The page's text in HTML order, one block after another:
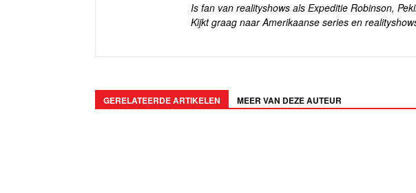
Is fan van realityshows als Expeditie Robinson,
Kijkt graag naar Amerikaanse series en
GERELATEERDE ARTIKELEN MEER VAN DEZE AUTEUR